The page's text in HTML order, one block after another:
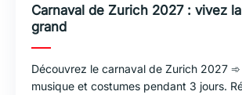
Carnaval de Zurich 2027 : vivez
grand
Découvrez le carnaval de Zurich 2027
musique et costumes pendant 3 jours.